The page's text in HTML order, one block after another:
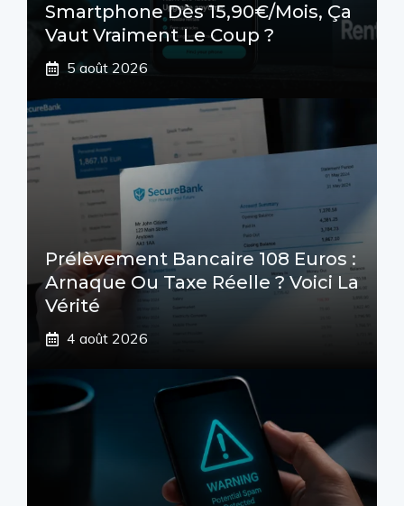
Smartphone Dès 15,90€/mois, Ça
Vaut Vraiment Le Coup ?
5 août 2026
Prélèvement Bancaire 108 Euros :
Arnaque Ou Taxe Réelle ? Voici La
Vérité
4 août 2026